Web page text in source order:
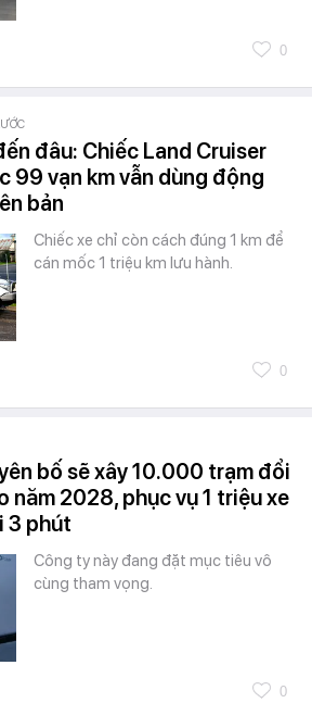
0
đâu: Chiếc Land Cruiser
99 vạn km vẫn dùng động
bản
Chiếc xe chỉ còn cách đúng 1 km để
cán mốc 1 triệu km lưu hành.
0
bố sẽ xây 10.000 trạm đổi
năm 2028, phục vụ 1 triệu xe
3 phút
Công ty này đang đặt mục tiêu vô
cùng tham vọng.
0